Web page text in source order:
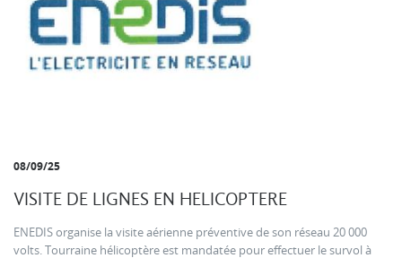
08/09/25
VISITE DE LIGNES EN HELICOPTERE
ENEDIS organise la visite aérienne préventive de son réseau 20 000
volts. Tourraine hélicoptère est mandatée pour effectuer le survol à